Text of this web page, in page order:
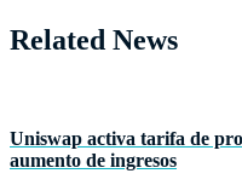
Related News
Uniswap activa tarifa de
aumento de ingresos